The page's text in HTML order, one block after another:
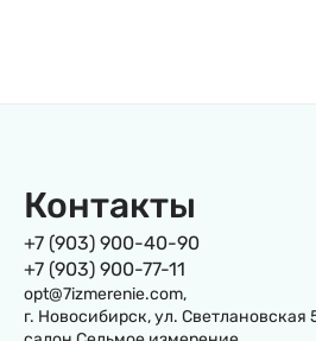
Контакты
+7 (903) 900-40-90
+7 (903) 900-77-11
opt@7izmerenie.com,
г. Новосибирск, ул.